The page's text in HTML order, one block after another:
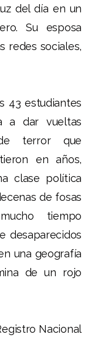
del día en un
Su esposa
redes sociales,
43 estudiantes
a dar vueltas
terror que
en años,
clase política
de fosas
tiempo
desaparecidos
una geografía
de un rojo
Nacional